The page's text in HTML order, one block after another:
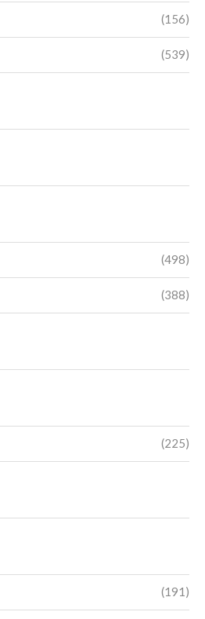
(156)
(539)
(498)
(388)
(225)
(191)